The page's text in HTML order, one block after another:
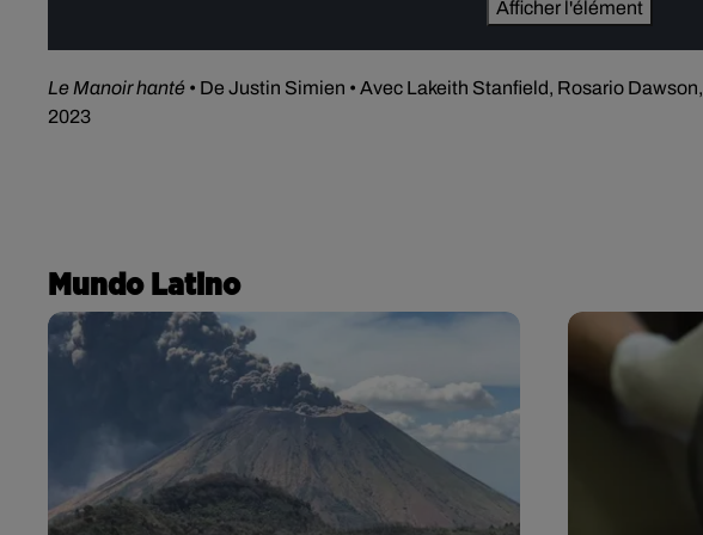
Afficher l'élément
Le Manoir hanté • De Justin Simien • Avec Lakeith Stanfield, Rosario
2023
Mundo Latino